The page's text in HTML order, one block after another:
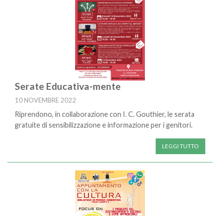
Serate Educativa-mente
10 NOVEMBRE 2022
Riprendono, in collaborazione con I. C. Gouthier, le serata
gratuite di sensibilizzazione e informazione per i genitori.
LEGGI TUTTO